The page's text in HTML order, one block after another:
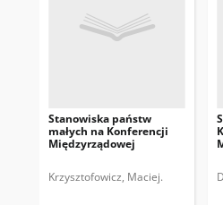
Stanowiska państw
małych na Konferencji
Międzyrządowej
Krzysztofowicz, Maciej.